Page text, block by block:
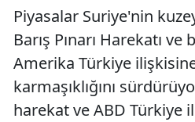
Piyasalar Suriye'nin
Barış Pınarı Harekatı ve
Amerika Türkiye
karmaşıklığını
harekat ve ABD Türkiye